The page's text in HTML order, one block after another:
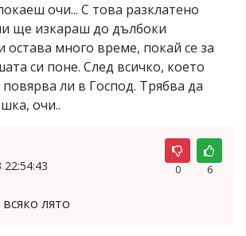
очи... С това разклатено
ще изкараш до дълбоки
остава много време, покай се за
си поне. След всичко, което
повярва ли в Господ. Трябва да
очи..
22:54:43 0 6
лято